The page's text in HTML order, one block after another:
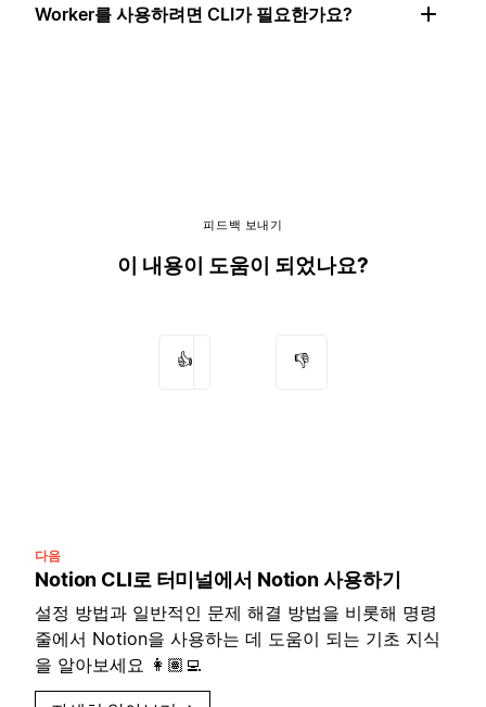
Worker를 사용하려면 CLI가 필요한가요?
피드백 보내기
이 내용이 도움이 되었나요?
👍 👎
다음
Notion CLI로 터미널에서 Notion 사용하기
설정 방법과 일반적인 문제 해결 방법을 비롯해 명령
줄에서 Notion을 사용하는 데 도움이 되는 기초 지식
을 알아보세요 👩🏽‍💻